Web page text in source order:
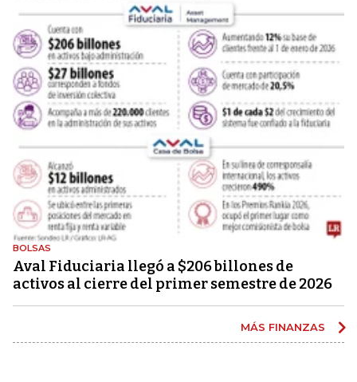
BOLSAS
Aval Fiduciaria llegó a $206 billones de
activos al cierre del primer semestre de 2026
MÁS FINANZAS